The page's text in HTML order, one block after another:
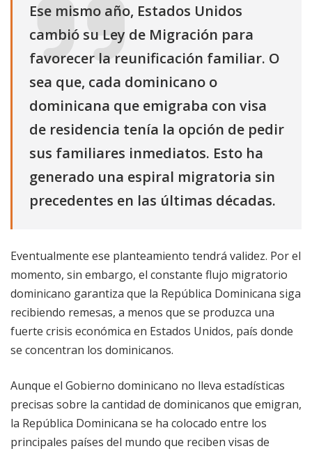
Ese mismo año, Estados Unidos
cambió su Ley de Migración para
favorecer la reunificación familiar. O
sea que, cada dominicano o
dominicana que emigraba con visa
de residencia tenía la opción de pedir
sus familiares inmediatos. Esto ha
generado una espiral migratoria sin
precedentes en las últimas décadas.
Eventualmente ese planteamiento tendrá validez. Por el
momento, sin embargo, el constante flujo migratorio
dominicano garantiza que la República Dominicana siga
recibiendo remesas, a menos que se produzca una
fuerte crisis económica en Estados Unidos, país donde
se concentran los dominicanos.
Aunque el Gobierno dominicano no lleva estadísticas
precisas sobre la cantidad de dominicanos que emigran,
la República Dominicana se ha colocado entre los
principales países del mundo que reciben visas de